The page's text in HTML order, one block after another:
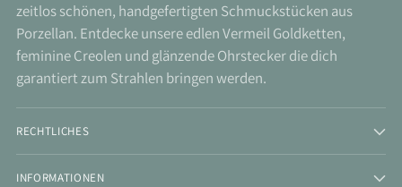
zeitlos schönen, handgefertigten Schmuckstücken aus
Porzellan. Entdecke unsere edlen Vermeil Goldketten,
feminine Creolen und glänzende Ohrstecker die dich
garantiert zum Strahlen bringen werden.
RECHTLICHES
INFORMATIONEN